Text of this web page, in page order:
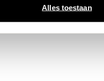
Alles toestaan